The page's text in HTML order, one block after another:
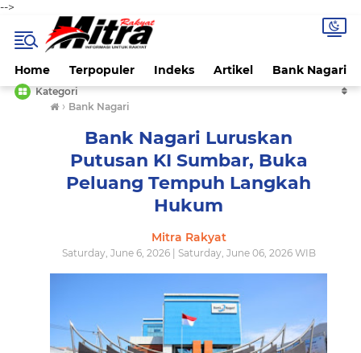
-->
Home Terpopuler Indeks Artikel Bank Nagari
Kategori
› Bank Nagari
Bank Nagari Luruskan
Putusan KI Sumbar, Buka
Peluang Tempuh Langkah
Hukum
Mitra Rakyat
Saturday, June 6, 2026 | Saturday, June 06, 2026 WIB